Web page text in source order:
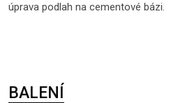
úprava podlah na cementové bázi.
BALENÍ